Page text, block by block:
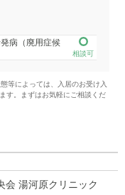
病（廃用症候
相談可
等によっては、入居のお受け入
す。まずはお気軽にご相談くだ
会 湯河原クリニック